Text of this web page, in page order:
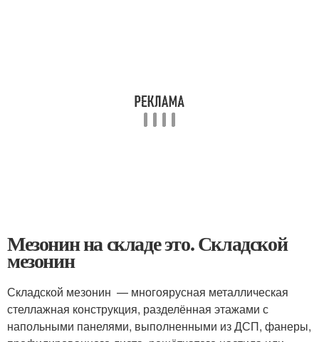
Мезонин на складе это. Складской
мезонин
Складской мезонин — многоярусная металлическая
стеллажная конструкция, разделённая этажами с
напольными панелями, выполненными из ДСП, фанеры,